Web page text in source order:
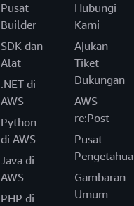
Pusat
Builder
SDK dan
Alat
.NET di
AWS
Python
di AWS
Java di
AWS
PHP di
Hubungi
Kami
Ajukan
Tiket
Dukungan
AWS
re:Post
Pusat
Gambaran
Umum